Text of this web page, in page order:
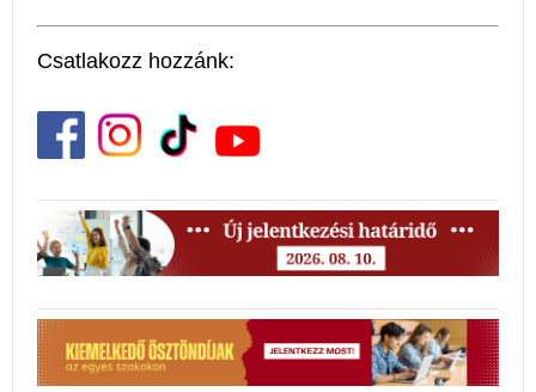
Csatlakozz hozzánk: